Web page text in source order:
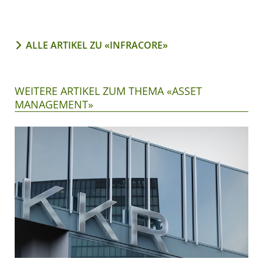
ALLE ARTIKEL ZU «INFRACORE»
WEITERE ARTIKEL ZUM THEMA «ASSET
MANAGEMENT»